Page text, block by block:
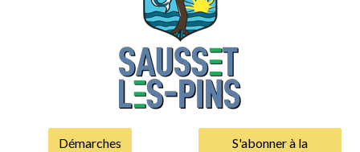
Démarches
S'abonner à la